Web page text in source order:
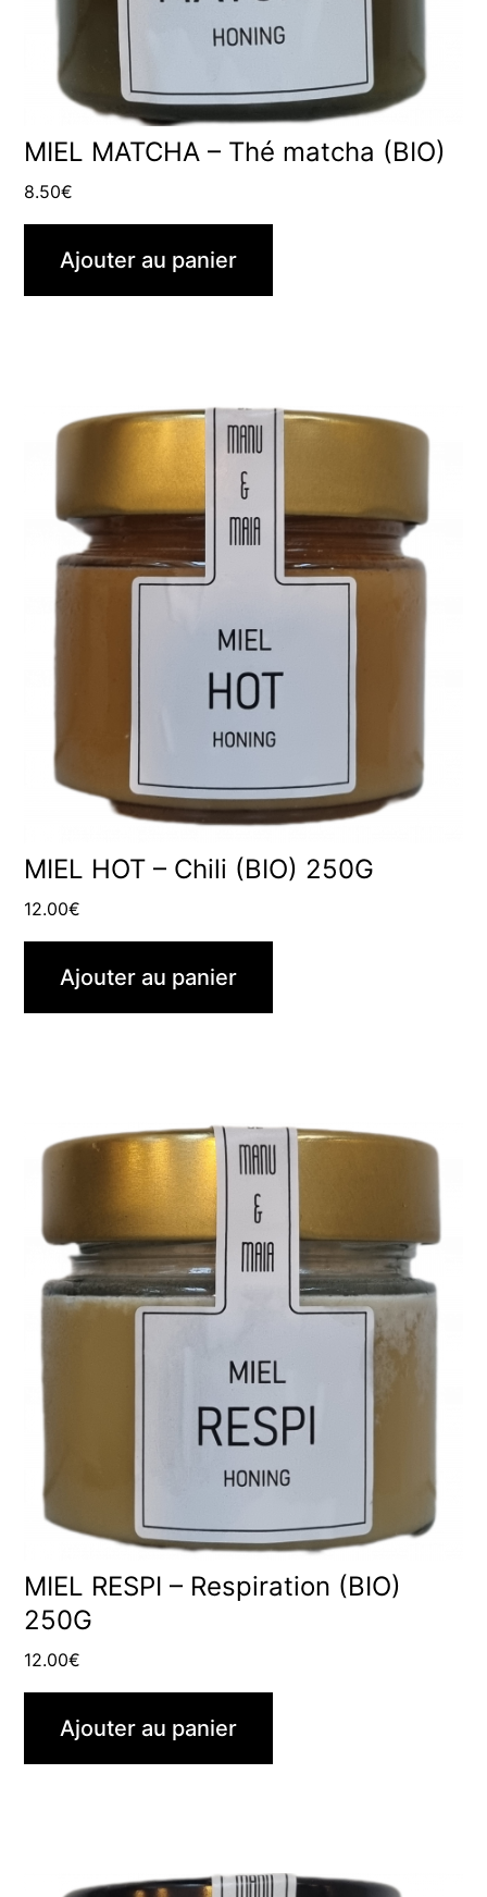
MIEL MATCHA – Thé matcha (BIO)
8.50€
Ajouter au panier
MIEL HOT – Chili (BIO) 250G
12.00€
Ajouter au panier
MIEL RESPI – Respiration (BIO)
250G
12.00€
Ajouter au panier